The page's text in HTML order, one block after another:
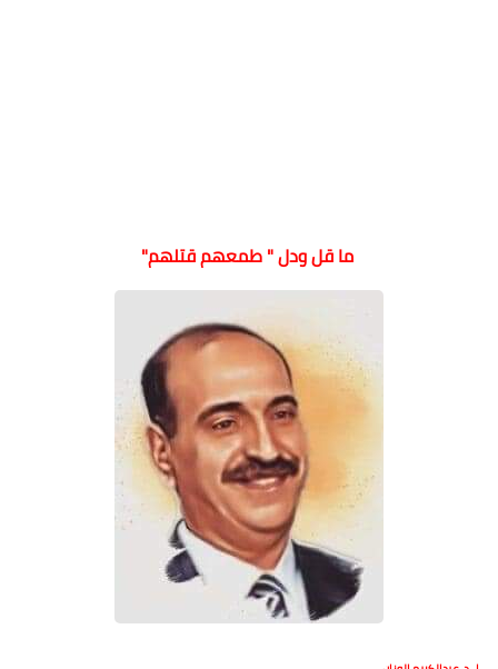
ما قل ودل " طمعهم قتلهم"